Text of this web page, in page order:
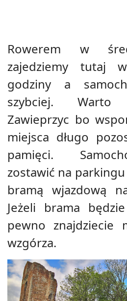
Rowerem w
zajedziemy tutaj
godziny a
szybciej.
Zawieprzyc bo
miejsca długo
pamięci.
zostawić na parkingu
bramą wjazdową
Jeżeli brama
pewno znajdziecie
wzgórza.